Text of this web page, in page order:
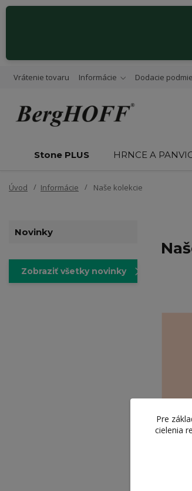
Vrátenie tovaru Informácie Dodacie
Stone PLUS HRNCE A
Úvod Informácie Naše kolekcie
Novinky
Zobraziť všetky novinky
Pre
cielenia